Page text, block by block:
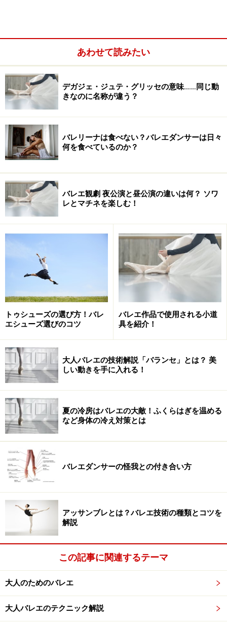
他のコンクールで一位になったような子は、やはりNBA
全国バレエコンクールでもいいところまで行きますね。
ただNBA全国バレエコンクールの場合、そういう子ばか
りが集まるのでなかなか一位は取れません。ですから、
おそらく現在日本で開催されているバレエコンクールの
中で一番レベルが高いのではないでしょうか。
※記事内容は執筆時点のものです。最新の内容をご確認くださ
い。
あわせて読みたい
デガジェ・ジュテ・グリッセの意味……同じ動
きなのに名称が違う？
バレリーナは食べない？バレエダンサーは日々
何を食べているのか？
バレエ観劇 夜公演と昼公演の違いは何？ ソワ
レとマチネを楽しむ！
トゥシューズの選び方！バレ
エシューズ選びのコツ
バレエ作品で使用される小道
具を紹介！
大人バレエの技術解説「バランセ」とは？ 美
しい動きを手に入れる！
夏の冷房はバレエの大敵！ふくらはぎを温める
など身体の冷え対策とは
バレエダンサーの怪我との付き合い方
アッサンブレとは？バレエ技術の種類とコツを
解説
この記事に関連するテーマ
大人のためのバレエ
大人バレエのテクニック解説